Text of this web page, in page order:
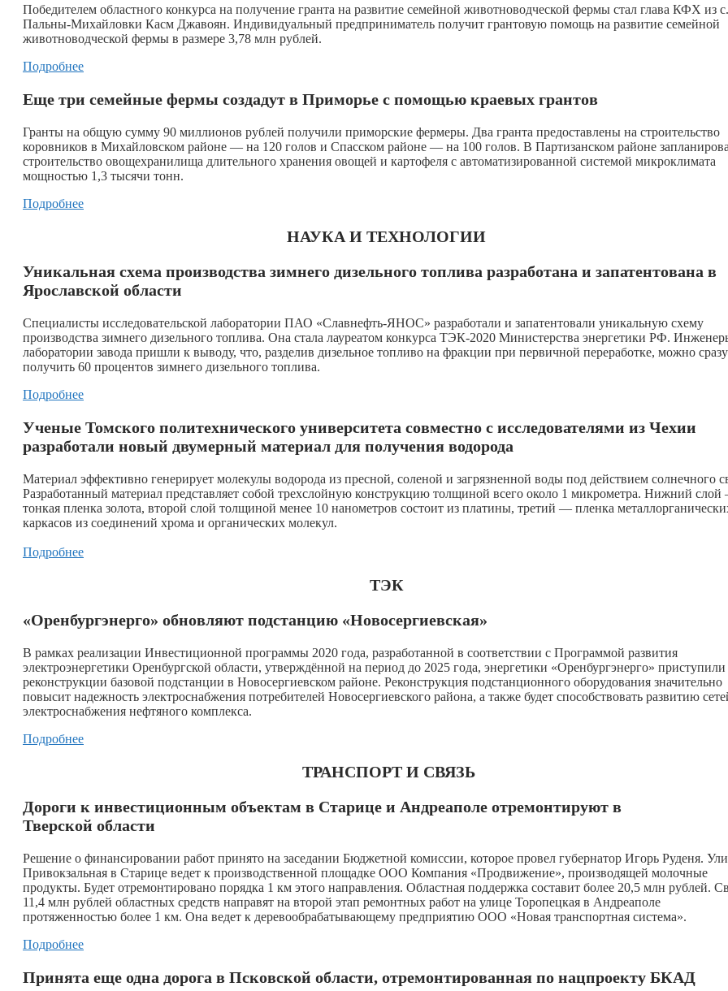
Победителем областного конкурса на получение гранта на развитие семейной животноводческой фермы стал глава КФХ из с.
Пальны-Михайловки Касм Джавоян. Индивидуальный предприниматель получит грантовую помощь на развитие семейной
животноводческой фермы в размере 3,78 млн рублей.
Подробнее
Еще три семейные фермы создадут в Приморье с помощью краевых грантов
Гранты на общую сумму 90 миллионов рублей получили приморские фермеры. Два гранта предоставлены на строительство
коровников в Михайловском районе — на 120 голов и Спасском районе — на 100 голов. В Партизанском районе
строительство овощехранилища длительного хранения овощей и картофеля с автоматизированной системой микроклимата
мощностью 1,3 тысячи тонн.
Подробнее
НАУКА И ТЕХНОЛОГИИ
Уникальная схема производства зимнего дизельного топлива разработана и запатентована в
Ярославской области
Специалисты исследовательской лаборатории ПАО «Славнефть-ЯНОС» разработали и запатентовали уникальную схему
производства зимнего дизельного топлива. Она стала лауреатом конкурса ТЭК-2020 Министерства энергетики РФ.
лаборатории завода пришли к выводу, что, разделив дизельное топливо на фракции при первичной переработке, можно
получить 60 процентов зимнего дизельного топлива.
Подробнее
Ученые Томского политехнического университета совместно с исследователями из Чехии
разработали новый двумерный материал для получения водорода
Материал эффективно генерирует молекулы водорода из пресной, соленой и загрязненной воды под действием солнечного
Разработанный материал представляет собой трехслойную конструкцию толщиной всего около 1 микрометра. Нижний
тонкая пленка золота, второй слой толщиной менее 10 нанометров состоит из платины, третий — пленка
каркасов из соединений хрома и органических молекул.
Подробнее
ТЭК
«Оренбургэнерго» обновляют подстанцию «Новосергиевская»
В рамках реализации Инвестиционной программы 2020 года, разработанной в соответствии с Программой развития
электроэнергетики Оренбургской области, утверждённой на период до 2025 года, энергетики «Оренбургэнерго» приступили
реконструкции базовой подстанции в Новосергиевском районе. Реконструкция подстанционного оборудования значительно
повысит надежность электроснабжения потребителей Новосергиевского района, а также будет способствовать развитию
электроснабжения нефтяного комплекса.
Подробнее
ТРАНСПОРТ И СВЯЗЬ
Дороги к инвестиционным объектам в Старице и Андреаполе отремонтируют в
Тверской области
Решение о финансировании работ принято на заседании Бюджетной комиссии, которое провел губернатор Игорь Руденя.
Привокзальная в Старице ведет к производственной площадке ООО Компания «Продвижение», производящей молочные
продукты. Будет отремонтировано порядка 1 км этого направления. Областная поддержка составит более 20,5 млн рублей.
11,4 млн рублей областных средств направят на второй этап ремонтных работ на улице Торопецкая в Андреаполе
протяженностью более 1 км. Она ведет к деревообрабатывающему предприятию ООО «Новая транспортная система».
Подробнее
Принята еще одна дорога в Псковской области, отремонтированная по нацпроекту БКАД